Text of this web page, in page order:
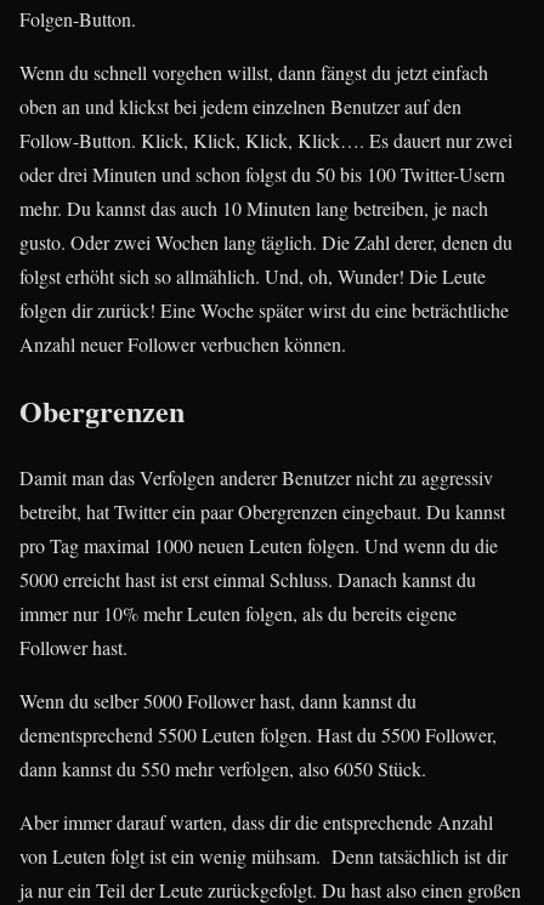
Folgen-Button.
Wenn du schnell vorgehen willst, dann fängst du jetzt einfach
oben an und klickst bei jedem einzelnen Benutzer auf den
Follow-Button. Klick, Klick, Klick, Klick…. Es dauert nur zwei
oder drei Minuten und schon folgst du 50 bis 100 Twitter-Usern
mehr. Du kannst das auch 10 Minuten lang betreiben, je nach
gusto. Oder zwei Wochen lang täglich. Die Zahl derer, denen du
folgst erhöht sich so allmählich. Und, oh, Wunder! Die Leute
folgen dir zurück! Eine Woche später wirst du eine beträchtliche
Anzahl neuer Follower verbuchen können.
Obergrenzen
Damit man das Verfolgen anderer Benutzer nicht zu aggressiv
betreibt, hat Twitter ein paar Obergrenzen eingebaut. Du kannst
pro Tag maximal 1000 neuen Leuten folgen. Und wenn du die
5000 erreicht hast ist erst einmal Schluss. Danach kannst du
immer nur 10% mehr Leuten folgen, als du bereits eigene
Follower hast.
Wenn du selber 5000 Follower hast, dann kannst du
dementsprechend 5500 Leuten folgen. Hast du 5500 Follower,
dann kannst du 550 mehr verfolgen, also 6050 Stück.
Aber immer darauf warten, dass dir die entsprechende Anzahl
von Leuten folgt ist ein wenig mühsam. Denn tatsächlich ist dir
ja nur ein Teil der Leute zurückgefolgt. Du hast also einen großen